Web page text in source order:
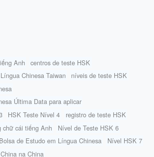
Anh
centros de teste HSK
Chinesa Taiwan
níveis de teste HSK
Última Data para aplicar
HSK Teste Nível 4
registro de teste HSK
chữ cái tiếng Anh
Nível de Teste HSK 6
Bolsa de Estudo em Língua Chinesa
Nível HSK 7
na China